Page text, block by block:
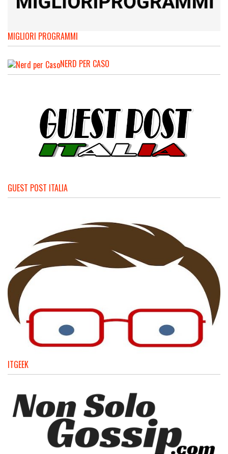
MIGLIORI PROGRAMMI
NERD PER CASO
GUEST POST ITALIA
ITGEEK